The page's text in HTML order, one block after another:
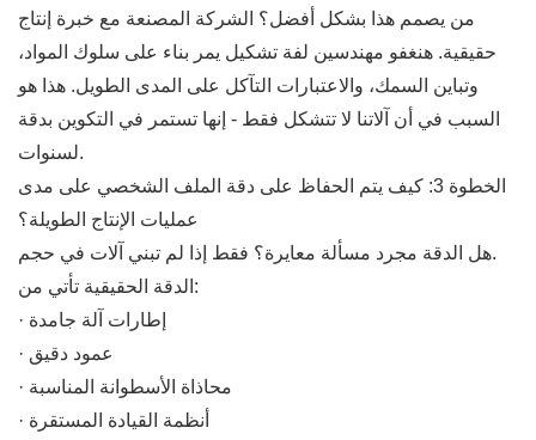
من يصمم هذا بشكل أفضل؟ الشركة المصنعة مع خبرة إنتاج
حقيقية. هنغفو مهندسين لفة تشكيل يمر بناء على سلوك المواد،
وتباين السمك، والاعتبارات التآكل على المدى الطويل. هذا هو
السبب في أن آلاتنا لا تتشكل فقط - إنها تستمر في التكوين بدقة
لسنوات.
الخطوة 3: كيف يتم الحفاظ على دقة الملف الشخصي على مدى
عمليات الإنتاج الطويلة؟
هل الدقة مجرد مسألة معايرة؟ فقط إذا لم تبني آلات في حجم.
الدقة الحقيقية تأتي من:
· إطارات آلة جامدة
· عمود دقيق
· محاذاة الأسطوانة المناسبة
· أنظمة القيادة المستقرة